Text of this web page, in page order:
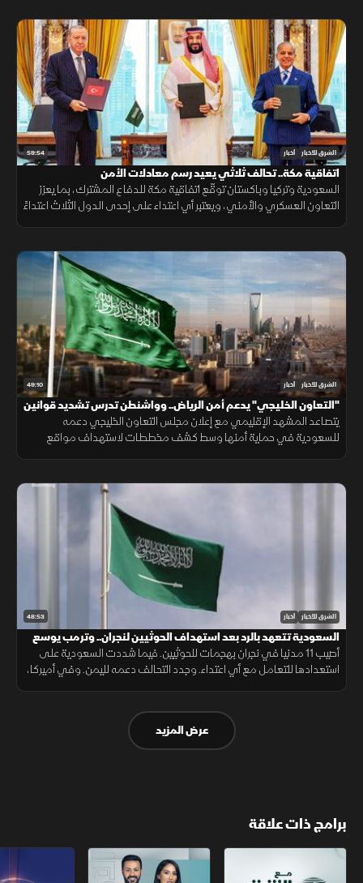
59:54 الشرق للأخبار أخبار
اتفاقية مكة.. تحالف ثلاثي يعيد رسم معادلات الأمن
السعودية وتركيا وباكستان توقّع اتفاقية مكة للدفاع المشترك، بما يعزز
التعاون العسكري والأمني، ويعتبر أي اعتداء على إحدى الدول الثلاث اعتداءً
49:10 الشرق للأخبار أخبار
"التعاون الخليجي" يدعم أمن الرياض.. وواشنطن تدرس تشديد قوانين
الهجرة
يتصاعد المشهد الإقليمي مع إعلان مجلس التعاون الخليجي دعمه
للسعودية في حماية أمنها وسط كشف مخططات لاستهداف مواقع
48:53 الشرق للأخبار أخبار
السعودية تتعهد بالرد بعد استهداف الحوثيين لنجران.. وترمب يوسع
قيود الجنسيةأصيب 11 مدنيا في نجران بهجمات للحوثيين. فيما شددت السعودية على
استعدادها للتعامل مع أي اعتداء. وجدد التحالف دعمه لليمن. وفي أميركا،
عرض المزيد
برامج ذات علاقة
مع الشرق الأوسط الخبر الآخر تقارير الشرق